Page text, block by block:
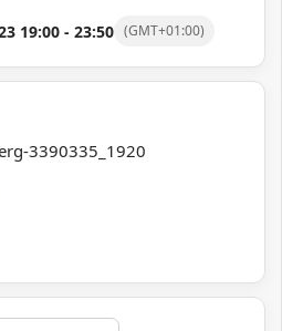
19:00 - 23:50 (GMT+01:00)